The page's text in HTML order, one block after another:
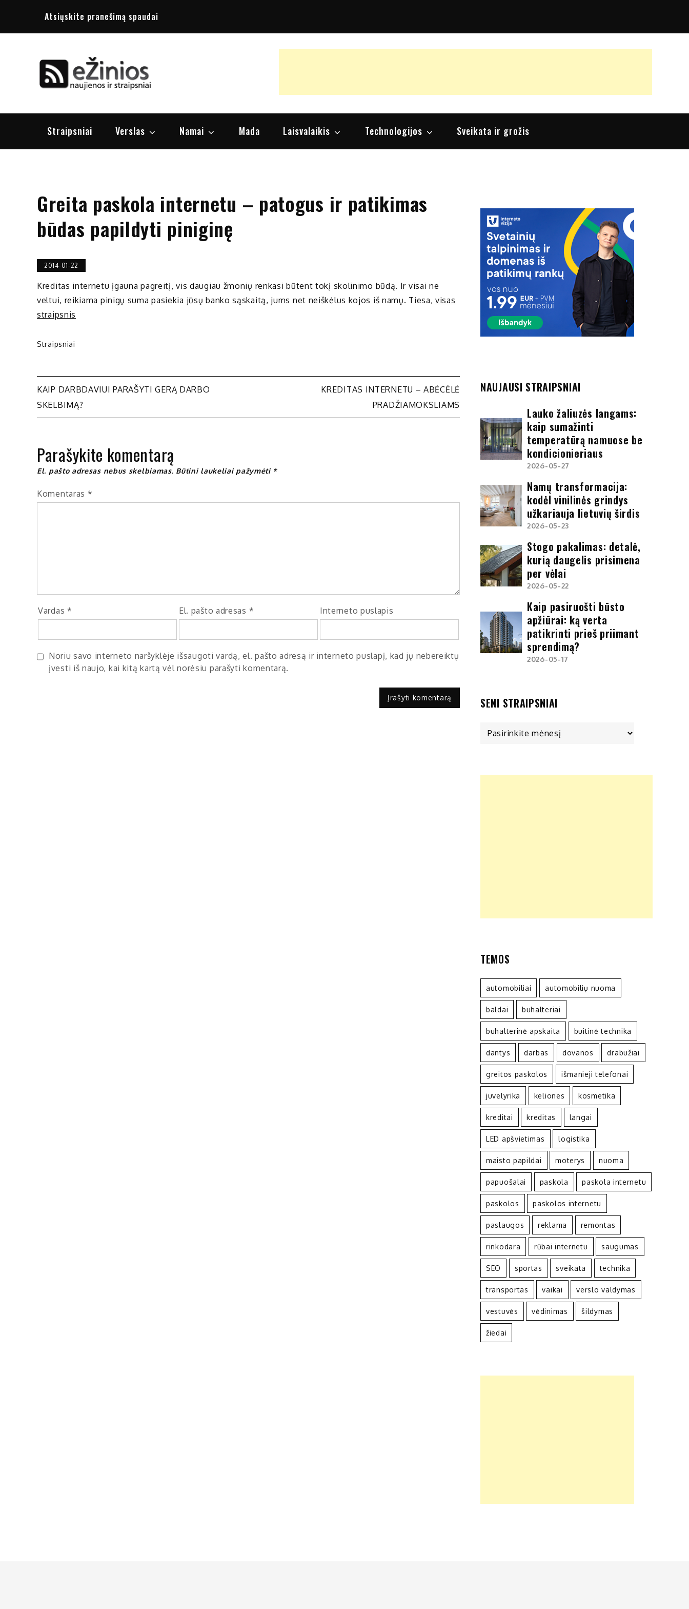
Atsiųskite pranešimą spaudai
Straipsniai Verslas Namai Mada Laisvalaikis Technologijos Sveikata ir grožis
Greita paskola internetu – patogus ir patikimas
būdas papildyti piniginę
2014-01-22
Kreditas internetu įgauna pagreitį, vis daugiau žmonių renkasi būtent tokį skolinimo būdą. Ir visai ne
veltui, reikiama pinigų suma pasiekia jūsų banko sąskaitą, jums net neiškėlus kojos iš namų. Tiesa, visas
straipsnis
Straipsniai
Navigacija
tarp
įrašų
KAIP DARBDAVIUI PARAŠYTI GERĄ DARBO
SKELBIMĄ?
KREDITAS INTERNETU – ABĖCĖLĖ
PRADŽIAMOKSLIAMS
Parašykite komentarą
El. pašto adresas nebus skelbiamas. Būtini laukeliai pažymėti *
Komentaras *
Vardas * El. pašto adresas * Interneto puslapis
Noriu savo interneto naršyklėje išsaugoti vardą, el. pašto adresą ir interneto puslapį, kad jų nebereiktų
įvesti iš naujo, kai kitą kartą vėl norėsiu parašyti komentarą.
NAUJAUSI STRAIPSNIAI
Lauko žaliuzės langams:
kaip sumažinti
temperatūrą namuose be
kondicionieriaus
2026-05-27
Namų transformacija:
kodėl vinilinės grindys
užkariauja lietuvių širdis
2026-05-23
Stogo pakalimas: detalė,
kurią daugelis prisimena
per vėlai
2026-05-22
Kaip pasiruošti būsto
apžiūrai: ką verta
patikrinti prieš priimant
sprendimą?
2026-05-17
SENI STRAIPSNIAI
TEMOS
automobiliai automobilių nuoma
baldai buhalteriai
buhalterinė apskaita buitinė technika
dantys darbas dovanos drabužiai
greitos paskolos išmanieji telefonai
juvelyrika keliones kosmetika
kreditai kreditas langai
LED apšvietimas logistika
maisto papildai moterys nuoma
papuošalai paskola paskola internetu
paskolos paskolos internetu
paslaugos reklama remontas
rinkodara rūbai internetu saugumas
SEO sportas sveikata technika
transportas vaikai verslo valdymas
vestuvės vėdinimas šildymas
žiedai